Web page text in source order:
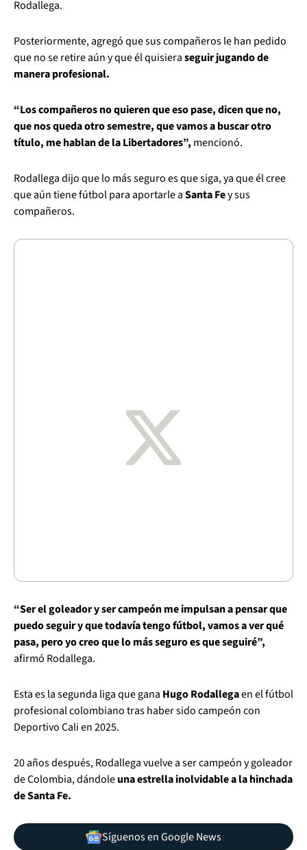
Rodallega.
Posteriormente, agregó que sus compañeros le han pedido
que no se retire aún y que él quisieraseguir jugando de
manera profesional.
“Los compañeros no quieren que eso pase, dicen que no,
que nos queda otro semestre, que vamos a buscar otro
título, me hablan de la Libertadores”, mencionó.
Rodallega dijo que lo más seguro es que siga, ya que él cree
que aún tiene fútbol para aportarle aSanta Fey sus
compañeros.
“Ser el goleador y ser campeón me impulsan a pensar que
puedo seguir y que todavía tengo fútbol, vamos a ver qué
pasa, pero yo creo que lo más seguro es que seguiré”,
afirmó Rodallega.
Esta es la segunda liga que gana Hugo Rodallegaen el fútbol
profesional colombiano tras haber sido campeón con
Deportivo Cali en 2025.
20 años después, Rodallega vuelve a ser campeón y goleador
de Colombia, dándoleuna estrella inolvidable a la hinchada
de Santa Fe.
Síguenos en Google News